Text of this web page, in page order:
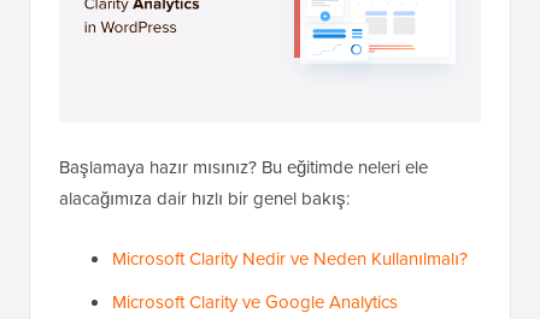
Başlamaya hazır mısınız? Bu eğitimde neleri ele
alacağımıza dair hızlı bir genel bakış:
Microsoft Clarity Nedir ve Neden Kullanılmalı?
Microsoft Clarity ve Google Analytics